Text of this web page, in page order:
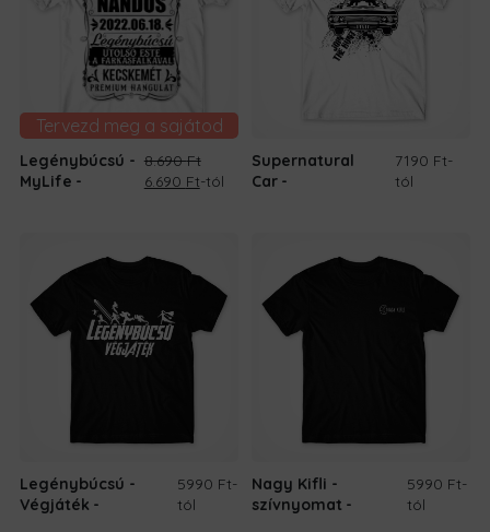
Tervezd meg a sajátod
Legénybúcsú -
MyLife
8.690Ft
Original
6.690 FtCurrent
-tól
Supernatural
Car
7190 Ft-
tól
Legénybúcsú -
Végjáték
5990 Ft-
tól
Nagy Kifli -
szívnyomat
5990 Ft-
tól